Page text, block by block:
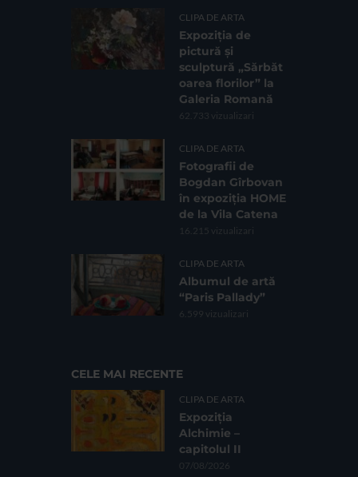
CLIPA DE ARTA
Expoziția de
pictură și
sculptură „Sărbăt
oarea florilor” la
Galeria Romană
62.733 vizualizari
CLIPA DE ARTA
Fotografii de
Bogdan Gîrbovan
în expoziția HOME
de la Vila Catena
16.215 vizualizari
CLIPA DE ARTA
Albumul de artă
“Paris Pallady”
6.599 vizualizari
CELE MAI RECENTE
CLIPA DE ARTA
Expoziția
Alchimie –
capitolul II
07/08/2026